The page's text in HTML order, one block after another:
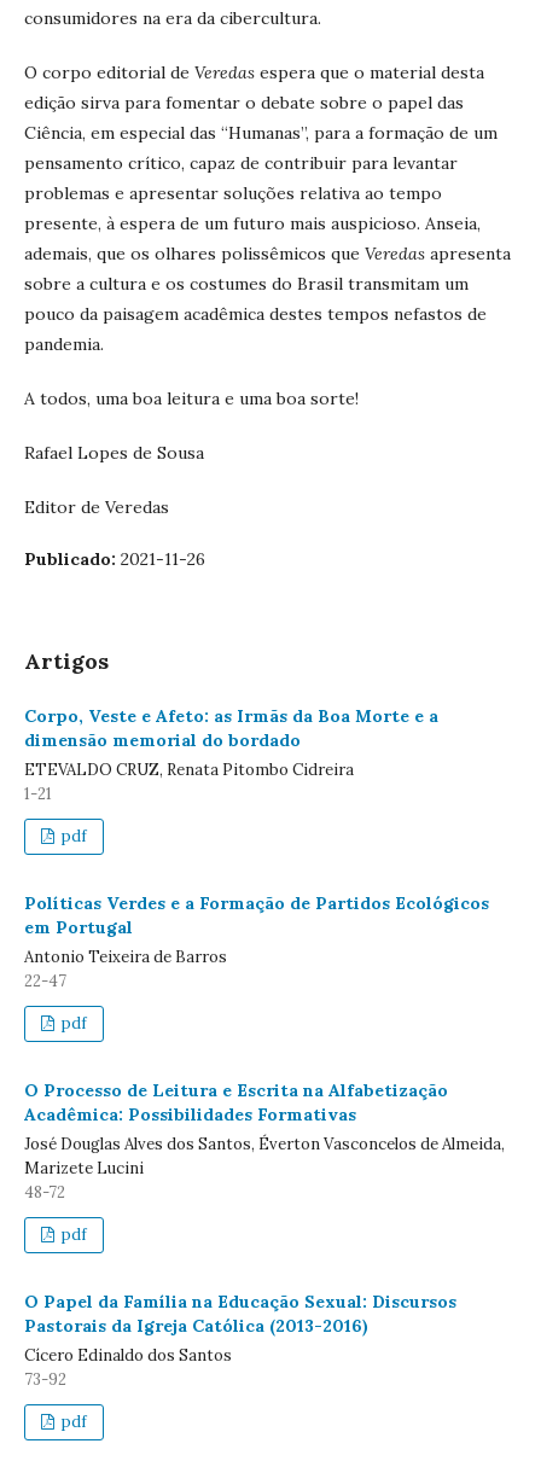
consumidores na era da cibercultura.
O corpo editorial de Veredas espera que o material desta
edição sirva para fomentar o debate sobre o papel das
Ciência, em especial das “Humanas”, para a formação de um
pensamento crítico, capaz de contribuir para levantar
problemas e apresentar soluções relativa ao tempo
presente, à espera de um futuro mais auspicioso. Anseia,
ademais, que os olhares polissêmicos que Veredas apresenta
sobre a cultura e os costumes do Brasil transmitam um
pouco da paisagem acadêmica destes tempos nefastos de
pandemia.
A todos, uma boa leitura e uma boa sorte!
Rafael Lopes de Sousa
Editor de Veredas
Publicado: 2021-11-26
Artigos
Corpo, Veste e Afeto: as Irmãs da Boa Morte e a
dimensão memorial do bordado
ETEVALDO CRUZ, Renata Pitombo Cidreira
1-21
pdf
Políticas Verdes e a Formação de Partidos Ecológicos
em Portugal
Antonio Teixeira de Barros
22-47
pdf
O Processo de Leitura e Escrita na Alfabetização
Acadêmica: Possibilidades Formativas
José Douglas Alves dos Santos, Éverton Vasconcelos de Almeida,
Marizete Lucini
48-72
pdf
O Papel da Família na Educação Sexual: Discursos
Pastorais da Igreja Católica (2013-2016)
Cícero Edinaldo dos Santos
73-92
pdf